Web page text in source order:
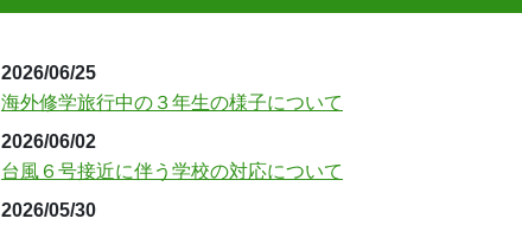
2026/06/25
海外修学旅行中の３年生の様子について
2026/06/02
台風６号接近に伴う学校の対応について
2026/05/30